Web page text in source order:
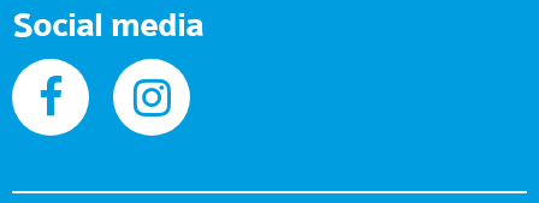
Social media